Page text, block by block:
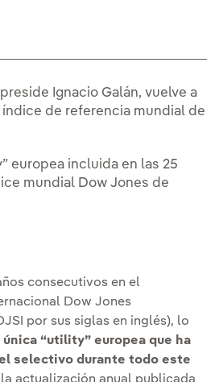
Ignacio Galán, vuelve a
de referencia mundial de
europea incluida en las 25
mundial Dow Jones de
consecutivos en el
Dow Jones
por sus siglas en inglés), lo
única “utility” europea que ha
selectivo durante todo este